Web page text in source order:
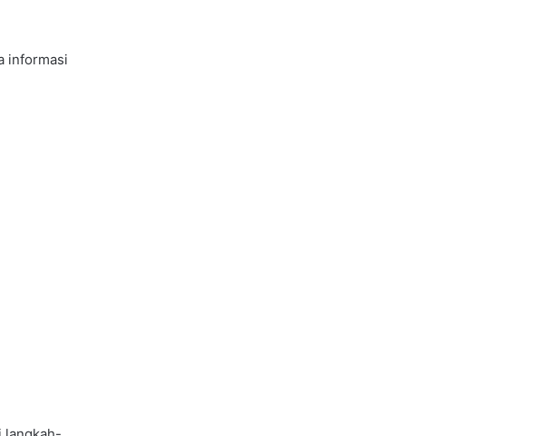
informasi